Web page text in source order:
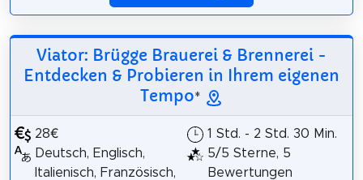
Viator: Brügge Brauerei & Brennerei -
Entdecken & Probieren in Ihrem eigenen
Tempo*
28€
Deutsch, Englisch,
Italienisch, Französisch,
1 Std. - 2 Std. 30 Min.
5/5 Sterne, 5
Bewertungen